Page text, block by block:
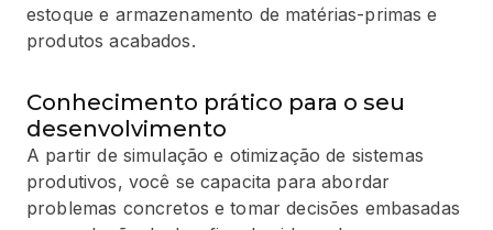
estoque e armazenamento de matérias-primas e
produtos acabados.
Conhecimento prático para o seu
desenvolvimento
A partir de simulação e otimização de sistemas
produtivos, você se capacita para abordar
problemas concretos e tomar decisões embasadas